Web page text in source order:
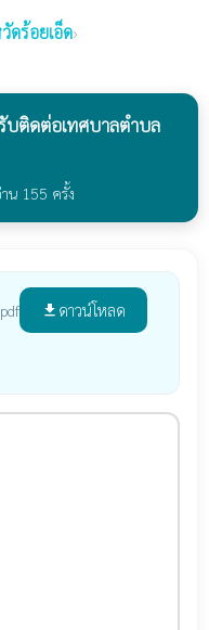
ดร้อยเอ็ด›
บติดต่อเทศบาลตำบล
น 155 ครั้ง
file_download ดาวน์โหลด